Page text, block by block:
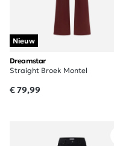
Nieuw
Dreamstar
Straight Broek Montel
€ 79,99